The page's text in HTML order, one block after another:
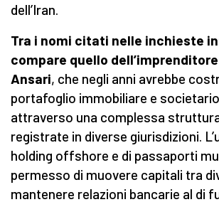
dell’Iran.
Tra i nomi citati nelle inchieste
compare quello
Ansari, che negli anni avrebbe
portafoglio immobiliare e
attraverso una complessa
registrate in diverse giurisdizioni.
holding offshore e di passaporti
permesso di muovere capitali tra
mantenere relazioni bancarie al di